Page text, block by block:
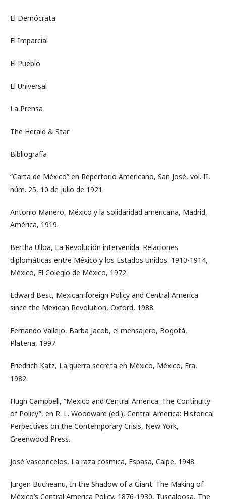
El Demócrata
El Imparcial
El Pueblo
El Universal
La Prensa
The Herald & Star
Bibliografía
“Carta de México” en Repertorio Americano, San José, vol. II,
núm. 25, 10 de julio de 1921.
Antonio Manero, México y la solidaridad americana, Madrid,
América, 1919.
Bertha Ulloa, La Revolución intervenida. Relaciones
diplomáticas entre México y los Estados Unidos. 1910-1914,
México, El Colegio de México, 1972.
Edward Best, Mexican foreign Policy and Central America
since the Mexican Revolution, Oxford, 1988.
Fernando Vallejo, Barba Jacob, el mensajero, Bogotá,
Platena, 1997.
Friedrich Katz, La guerra secreta en México, México, Era,
1982.
Hugh Campbell, “Mexico and Central America: The Continuity
of Policy”, en R. L. Woodward (ed.), Central America: Historical
Perpectives on the Contemporary Crisis, New York,
Greenwood Press.
José Vasconcelos, La raza cósmica, Espasa, Calpe, 1948.
Jurgen Bucheanu, In the Shadow of a Giant. The Making of
México’s Central America Policy, 1876-1930, Tuscaloosa, The